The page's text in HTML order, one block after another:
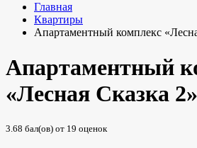
Главная
Квартиры
Апартаментный комплекс
Апартаментный
«Лесная Сказка 2»
3.68 бал(ов) от 19 оценок